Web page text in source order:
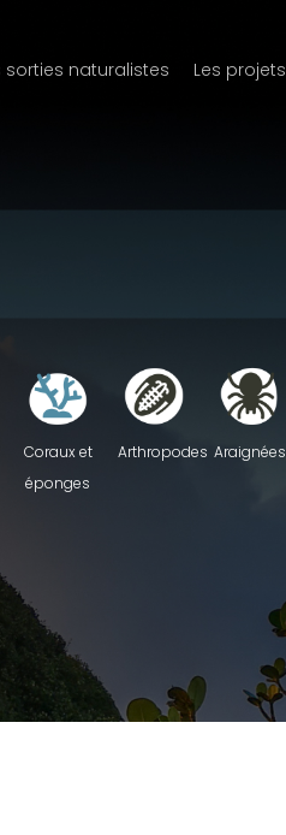
sorties naturalistes Les projets
Coraux et
éponges
Arthropodes Araignées